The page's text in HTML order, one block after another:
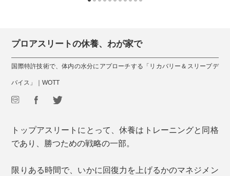
プロアスリートの休養、わが家で
国際特許技術で、体内の水分にアプローチする「リカバリー＆スリープデ
バイス」｜WOTT
トップアスリートにとって、休養はトレーニングと同格
であり、勝つための戦略の一部。
限りある時間で、いかに回復力を上げるかのマネジメン